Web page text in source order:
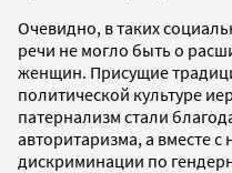
Очевидно, в таких
речи не могло быть о
женщин. Присущие
политической культуре
патернализм стали
авторитаризма, а вместе
дискриминации по